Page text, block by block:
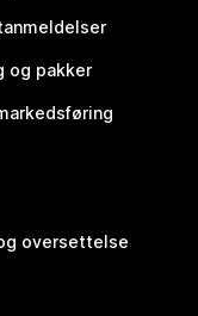
og pakker
oversettelse